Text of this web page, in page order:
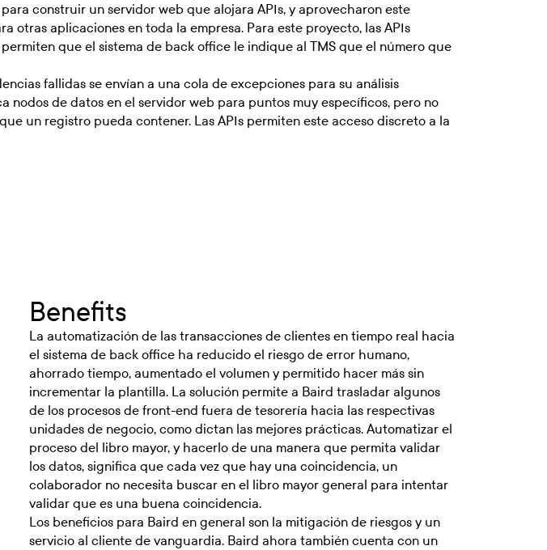
construir un servidor web que alojara APIs, y aprovecharon este
aplicaciones en toda la empresa. Para este proyecto, las APIs
que el sistema de back office le indique al TMS que el número que
fallidas se envían a una cola de excepciones para su análisis
de datos en el servidor web para puntos muy específicos, pero no
un registro pueda contener. Las APIs permiten este acceso discreto a la
Benefits
La automatización de las transacciones de clientes en tiempo real hacia
el sistema de back office ha reducido el riesgo de error humano,
ahorrado tiempo, aumentado el volumen y permitido hacer más sin
incrementar la plantilla. La solución permite a Baird trasladar algunos
de los procesos de front-end fuera de tesorería hacia las respectivas
unidades de negocio, como dictan las mejores prácticas. Automatizar el
proceso del libro mayor, y hacerlo de una manera que permita validar
los datos, significa que cada vez que hay una coincidencia, un
colaborador no necesita buscar en el libro mayor general para intentar
validar que es una buena coincidencia.
Los beneficios para Baird en general son la mitigación de riesgos y un
servicio al cliente de vanguardia. Baird ahora también cuenta con un